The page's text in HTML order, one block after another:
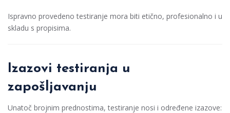
Ispravno provedeno testiranje mora biti etično, profesionalno i u
skladu s propisima.
Izazovi testiranja u
zapošljavanju
Unatoč brojnim prednostima, testiranje nosi i određene izazove: